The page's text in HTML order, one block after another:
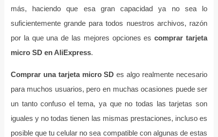
más, haciendo que esa gran capacidad ya no sea lo
suficientemente grande para todos nuestros archivos, razón
por la que una de las mejores opciones escomprar tarjeta
micro SD en AliExpress.
Comprar una tarjeta micro SD es algo realmente necesario
para muchos usuarios, pero en muchas ocasiones puede ser
un tanto confuso el tema, ya que no todas las tarjetas son
iguales y no todas tienen las mismas prestaciones, incluso es
posible que tu celular no sea compatible con algunas de estas